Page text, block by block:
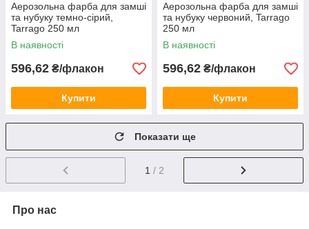
Аерозольна фарба для замші
та нубуку темно-сірий,
Tarrago 250 мл
В наявності
596,62 ₴/флакон
Купити
Аерозольна фарба для замші
та нубуку червоний, Tarrago
250 мл
В наявності
596,62 ₴/флакон
Купити
Показати ще
1 / 2
Про нас